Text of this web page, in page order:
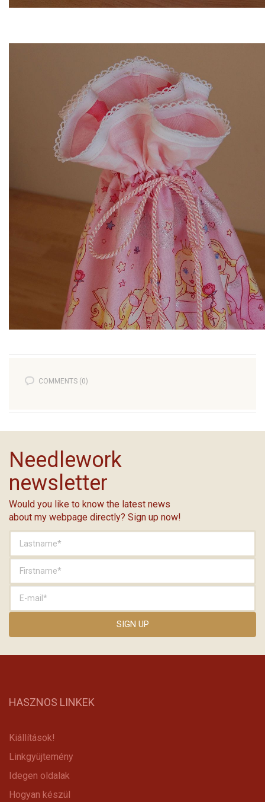
COMMENTS (0)
Needlework
newsletter
Would you like to know the latest news
about my webpage directly? Sign up now!
HASZNOS LINKEK
Kiállítások!
Linkgyüjtemény
Idegen oldalak
Hogyan készül